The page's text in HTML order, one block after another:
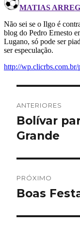
de
Post
ANTERIORES
Post
anterior:
Bolívar
Grande
PRÓXIMO
Próximo
Boas